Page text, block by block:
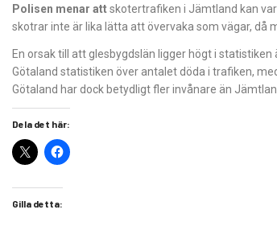
Polisen menar attskotertrafiken i Jämtland kan
skotrar inte är lika lätta att övervaka som vägar, då
En orsak till att glesbygdslän ligger högt i
Götaland statistiken över antalet döda i trafiken,
Götaland har dock betydligt fler invånare än
Dela det här:
Gilla detta: